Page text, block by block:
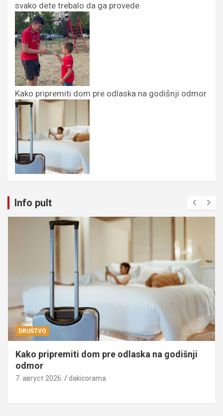
svako dete trebalo da ga provede
Kako pripremiti dom pre odlaska na godišnji odmor
Info pult
DRUŠTVO
Kako pripremiti dom pre odlaska na godišnji
odmor
7. август 2026. dakicorama